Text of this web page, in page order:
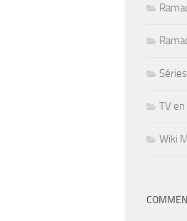
TV
Wiki